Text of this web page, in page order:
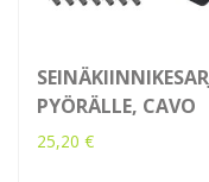
PYÖRÄLLE, CAVO
25,20 €